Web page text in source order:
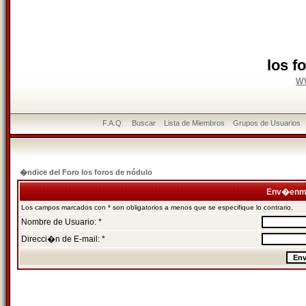
los
F.A.Q. Buscar Lista de Miembros Grupos de Usuarios
�ndice del Foro los foros de nódulo
Los campos marcados con * son obligatorios a menos que se especifique lo contrario.
Nombre de Usuario: *
Direcci�n de E-mail: *